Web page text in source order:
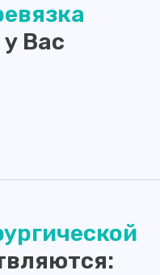
у Вас